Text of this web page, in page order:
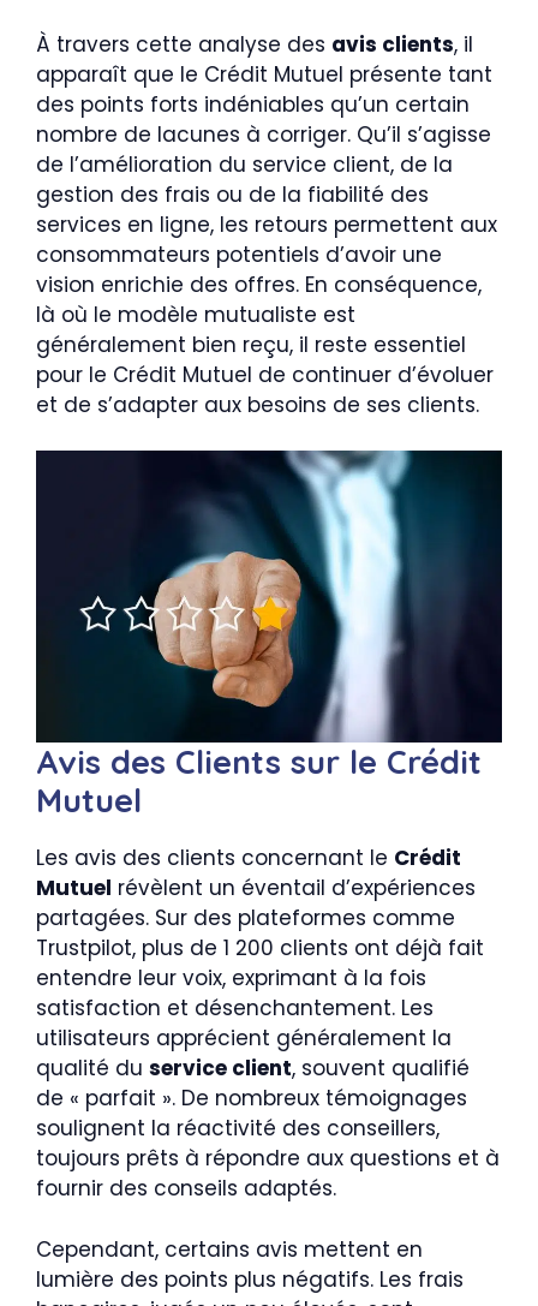
À travers cette analyse des avis clients, il
apparaît que le Crédit Mutuel présente tant
des points forts indéniables qu’un certain
nombre de lacunes à corriger. Qu’il s’agisse
de l’amélioration du service client, de la
gestion des frais ou de la fiabilité des
services en ligne, les retours permettent aux
consommateurs potentiels d’avoir une
vision enrichie des offres. En conséquence,
là où le modèle mutualiste est
généralement bien reçu, il reste essentiel
pour le Crédit Mutuel de continuer d’évoluer
et de s’adapter aux besoins de ses clients.
Avis des Clients sur le Crédit
Mutuel
Les avis des clients concernant le Crédit
Mutuel révèlent un éventail d’expériences
partagées. Sur des plateformes comme
Trustpilot, plus de 1 200 clients ont déjà fait
entendre leur voix, exprimant à la fois
satisfaction et désenchantement. Les
utilisateurs apprécient généralement la
qualité du service client, souvent qualifié
de « parfait ». De nombreux témoignages
soulignent la réactivité des conseillers,
toujours prêts à répondre aux questions et à
fournir des conseils adaptés.
Cependant, certains avis mettent en
lumière des points plus négatifs. Les frais